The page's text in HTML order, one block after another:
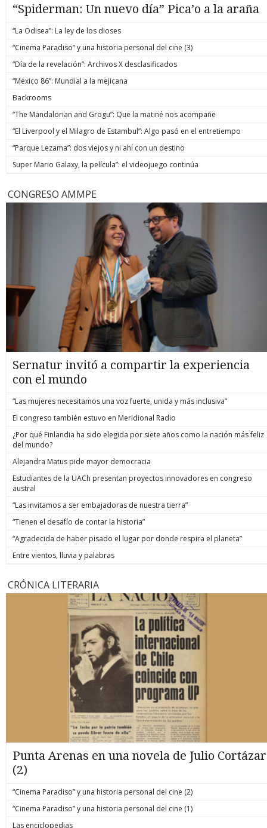
“Spiderman: Un nuevo día” Pica’o a la araña
“La Odisea”: La ley de los dioses
“Cinema Paradiso” y una historia personal del cine (3)
“Día de la revelación”: Archivos X desclasificados
“México 86”: Mundial a la mejicana
Backrooms
“The Mandalorian and Grogu”: Que la matiné nos acompañe
“El Liverpool y el Milagro de Estambul”: Algo pasó en el entretiempo
“Parque Lezama”: dos viejos y ni ahí con un destino
Super Mario Galaxy, la película”: el videojuego continúa
CONGRESO AMMPE
Sernatur invitó a compartir la experiencia
con el mundo
“Las mujeres necesitamos una voz fuerte, unida y más inclusiva”
El congreso también estuvo en Meridional Radio
¿Por qué Finlandia ha sido elegida por siete años como la nación más feliz
del mundo?
Alejandra Matus pide mayor democracia
Estudiantes de la UACh presentan proyectos innovadores en congreso
austral
“Las invitamos a ser embajadoras de nuestra tierra”
“Tienen el desafío de contar la historia”
“Agradecida de haber pisado el lugar por donde respira el planeta”
Entre vientos, lluvia y palabras
CRÓNICA LITERARIA
Punta Arenas en una novela de Julio Cortázar
(2)
“Cinema Paradiso” y una historia personal del cine (2)
“Cinema Paradiso” y una historia personal del cine (1)
Las enciclopedias